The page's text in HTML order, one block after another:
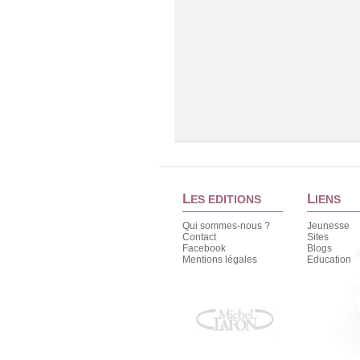
LES EDITIONS
Qui sommes-nous ?
Contact
Facebook
Mentions légales
LIENS
Jeunesse
Sites
Blogs
Education